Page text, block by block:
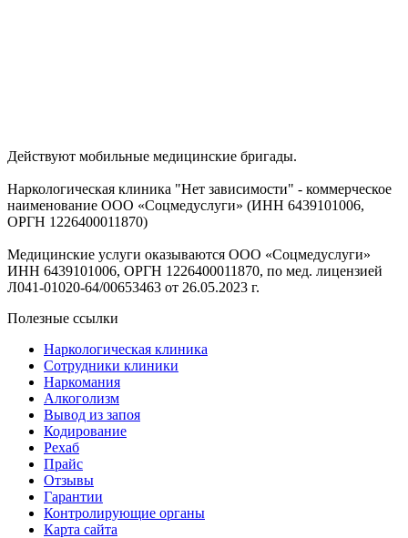
Действуют мобильные медицинские бригады.
Наркологическая клиника "Нет зависимости" - коммерческое
наименование ООО «Соцмедуслуги» (ИНН 6439101006,
ОРГН 1226400011870)
Медицинские услуги оказываются ООО «Соцмедуслуги»
ИНН 6439101006, ОРГН 1226400011870, по мед. лицензией
Л041-01020-64/00653463 от 26.05.2023 г.
Полезные ссылки
Наркологическая клиника
Сотрудники клиники
Наркомания
Алкоголизм
Вывод из запоя
Кодирование
Рехаб
Прайс
Отзывы
Гарантии
Контролирующие органы
Карта сайта